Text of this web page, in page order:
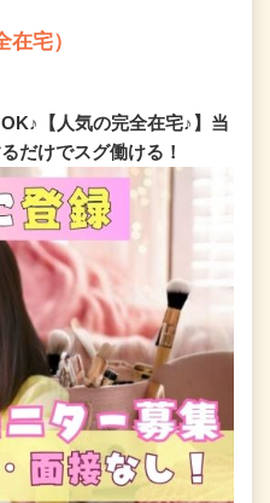
宅）
【人気の完全在宅♪】当
だけでスグ働ける！